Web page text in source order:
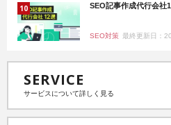
SEO記事作成代行会社
SEO対策 最終更新日：
SERVICE
サービスについて詳しく見る